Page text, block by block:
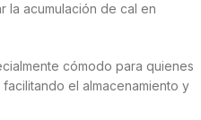
la acumulación de cal en
cómodo para quienes
el almacenamiento y